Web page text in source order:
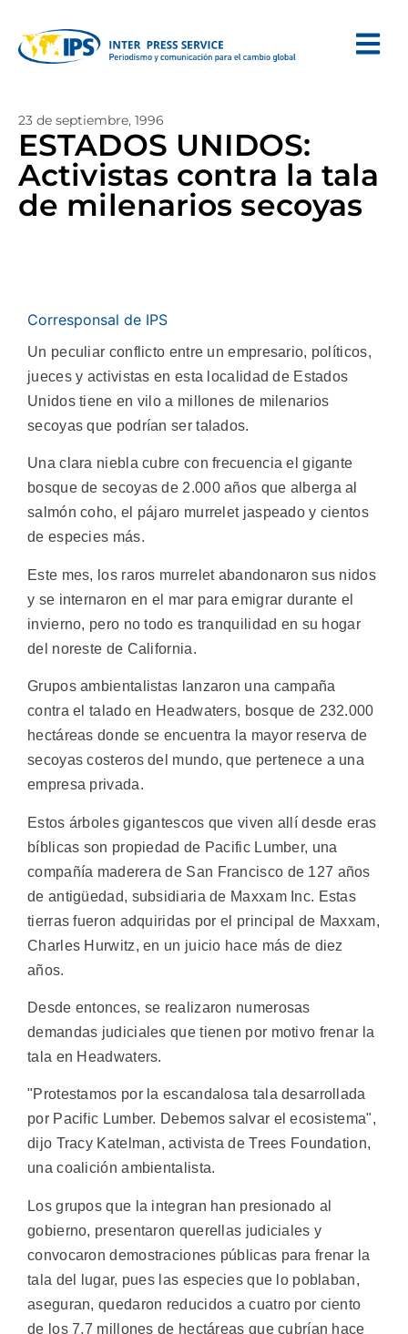
23 de septiembre, 1996
ESTADOS UNIDOS:
Activistas contra la tala
de milenarios secoyas
Corresponsal de IPS
Un peculiar conflicto entre un empresario, políticos,
jueces y activistas en esta localidad de Estados
Unidos tiene en vilo a millones de milenarios
secoyas que podrían ser talados.
Una clara niebla cubre con frecuencia el gigante
bosque de secoyas de 2.000 años que alberga al
salmón coho, el pájaro murrelet jaspeado y cientos
de especies más.
Este mes, los raros murrelet abandonaron sus nidos
y se internaron en el mar para emigrar durante el
invierno, pero no todo es tranquilidad en su hogar
del noreste de California.
Grupos ambientalistas lanzaron una campaña
contra el talado en Headwaters, bosque de 232.000
hectáreas donde se encuentra la mayor reserva de
secoyas costeros del mundo, que pertenece a una
empresa privada.
Estos árboles gigantescos que viven allí desde eras
bíblicas son propiedad de Pacific Lumber, una
compañía maderera de San Francisco de 127 años
de antigüedad, subsidiaria de Maxxam Inc. Estas
tierras fueron adquiridas por el principal de Maxxam,
Charles Hurwitz, en un juicio hace más de diez
años.
Desde entonces, se realizaron numerosas
demandas judiciales que tienen por motivo frenar la
tala en Headwaters.
"Protestamos por la escandalosa tala desarrollada
por Pacific Lumber. Debemos salvar el ecosistema",
dijo Tracy Katelman, activista de Trees Foundation,
una coalición ambientalista.
Los grupos que la integran han presionado al
gobierno, presentaron querellas judiciales y
convocaron demostraciones públicas para frenar la
tala del lugar, pues las especies que lo poblaban,
aseguran, quedaron reducidos a cuatro por ciento
de los 7,7 millones de hectáreas que cubrían hace